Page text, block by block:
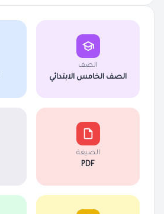
الصف
الصف الخامس الابتدائي
الصيغة
PDF